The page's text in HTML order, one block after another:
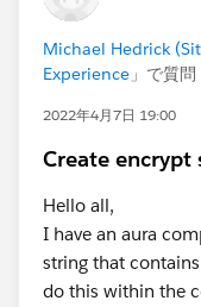
Michael Hedrick
Experience 」で質問
2022年4月7日 19:00
Create
Hello all,
I have an aura
string that
do this within the